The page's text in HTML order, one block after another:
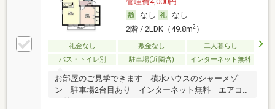
なし
なし
2階 / 2LDK（49.8m2）
礼金なし 敷金なし
二人暮らし
バス・トイレ別
駐車場(近隣含) インターネット無料
お部屋のご見学できます 積水ハウスのシャーメゾ
ン 駐車場2台目あり インターネット無料 エアコ